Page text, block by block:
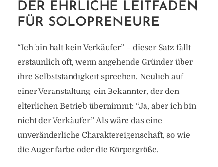
DER EHRLICHE LEITFADEN
FÜR SOLOPRENEURE
“Ich bin halt kein Verkäufer” – dieser Satz fällt
erstaunlich oft, wenn angehende Gründer über
ihre Selbstständigkeit sprechen. Neulich auf
einer Veranstaltung, ein Bekannter, der den
elterlichen Betrieb übernimmt: “Ja, aber ich bin
nicht der Verkäufer.” Als wäre das eine
unveränderliche Charaktereigenschaft, so wie
die Augenfarbe oder die Körpergröße.